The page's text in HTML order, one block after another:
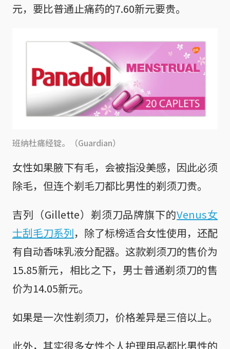
元，要比普通止痛药的7.60新元要贵。
班纳杜痛经锭。（Guardian）
女性如果腋下有毛，会被指没美感，因此必须
除毛，但连个剃毛刀都比男性的剃须刀贵。
吉列（Gillette）剃须刀品牌旗下的Venus女
士刮毛刀系列，除了标榜适合女性使用，还配
有自动香味乳液分配器。这款剃须刀的售价为
15.85新元，相比之下，男士普通剃须刀的售
价为14.05新元。
如果是一次性剃须刀，价格差异是三倍以上。
此外，其实很多女性个人护理用品都比男性的